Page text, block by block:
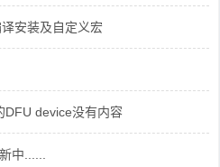
译安装及自定义宏
DFU device没有内容
中......